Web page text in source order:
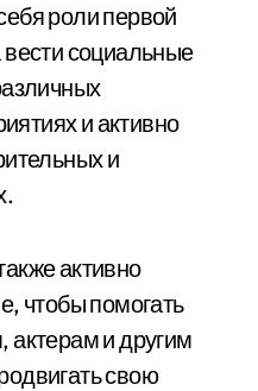
роли первой
социальные
и активно
и
активно
чтобы помогать
актерам и другим
свою